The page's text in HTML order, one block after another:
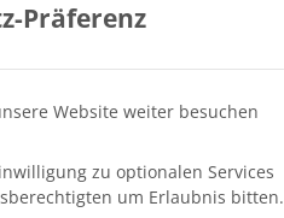
Präferenz
Website weiter besuchen
zu optionalen Services
um Erlaubnis bitten.